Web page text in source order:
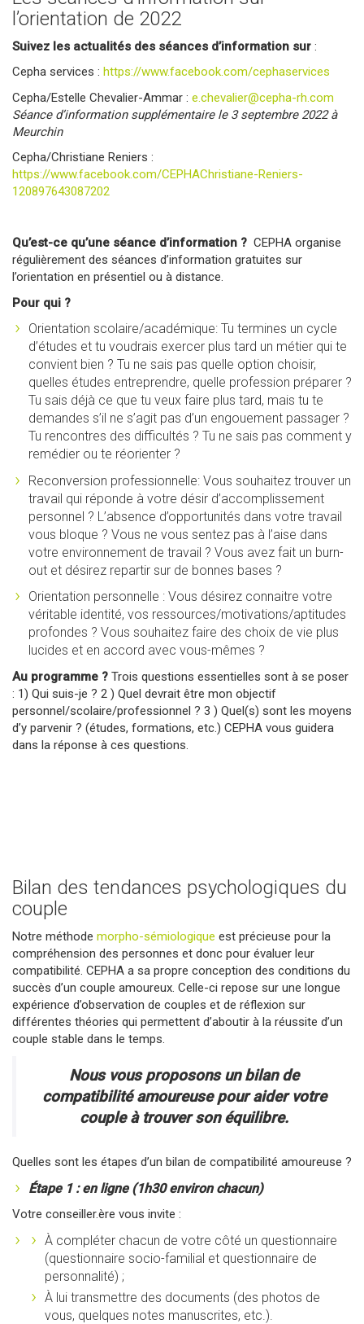
l’orientation de 2022
Suivez les actualités des séances d’information sur :
Cepha services : https://www.facebook.com/cephaservices
Cepha/Estelle Chevalier-Ammar : e.chevalier@cepha-rh.com
Séance d’information supplémentaire le 3 septembre 2022 à
Meurchin
Cepha/Christiane Reniers :
https://www.facebook.com/CEPHAChristiane-Reniers-
120897643087202
Qu’est-ce qu’une séance d’information ? CEPHA organise
régulièrement des séances d’information gratuites sur
l’orientation en présentiel ou à distance.
Pour qui ?
Orientation scolaire/académique: Tu termines un cycle
d’études et tu voudrais exercer plus tard un métier qui te
convient bien ? Tu ne sais pas quelle option choisir,
quelles études entreprendre, quelle profession préparer ?
Tu sais déjà ce que tu veux faire plus tard, mais tu te
demandes s’il ne s’agit pas d’un engouement passager ?
Tu rencontres des difficultés ? Tu ne sais pas comment y
remédier ou te réorienter ?
Reconversion professionnelle: Vous souhaitez trouver un
travail qui réponde à votre désir d’accomplissement
personnel ? L’absence d’opportunités dans votre travail
vous bloque ? Vous ne vous sentez pas à l’aise dans
votre environnement de travail ? Vous avez fait un burn-
out et désirez repartir sur de bonnes bases ?
Orientation personnelle : Vous désirez connaitre votre
véritable identité, vos ressources/motivations/aptitudes
profondes ? Vous souhaitez faire des choix de vie plus
lucides et en accord avec vous-mêmes ?
Au programme ? Trois questions essentielles sont à se poser
: 1) Qui suis-je ? 2 ) Quel devrait être mon objectif
personnel/scolaire/professionnel ? 3 ) Quel(s) sont les moyens
d’y parvenir ? (études, formations, etc.) CEPHA vous guidera
dans la réponse à ces questions.
Bilan des tendances psychologiques du
couple
Notre méthode morpho-sémiologique est précieuse pour la
compréhension des personnes et donc pour évaluer leur
compatibilité. CEPHA a sa propre conception des conditions du
succès d’un couple amoureux. Celle-ci repose sur une longue
expérience d’observation de couples et de réflexion sur
différentes théories qui permettent d’aboutir à la réussite d’un
couple stable dans le temps.
Nous vous proposons un bilan de
compatibilité amoureuse pour aider votre
couple à trouver son équilibre.
Quelles sont les étapes d’un bilan de compatibilité amoureuse ?
Étape 1 : en ligne (1h30 environ chacun)
Votre conseiller.ère vous invite :
À compléter chacun de votre côté un questionnaire
(questionnaire socio-familial et questionnaire de
personnalité) ;
À lui transmettre des documents (des photos de
vous, quelques notes manuscrites, etc.).